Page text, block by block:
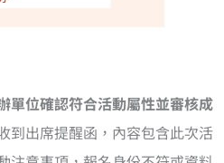
單位確認符合活動屬性並審核成
到出席提醒函，內容包含此次活